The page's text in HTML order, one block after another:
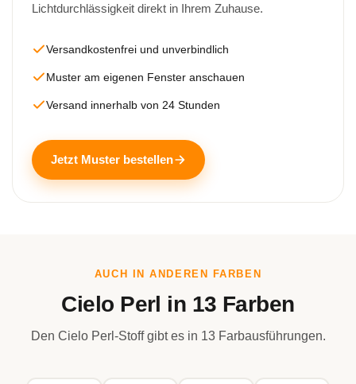
Lichtdurchlässigkeit direkt in Ihrem Zuhause.
Versandkostenfrei und unverbindlich
Muster am eigenen Fenster anschauen
Versand innerhalb von 24 Stunden
Jetzt Muster bestellen
AUCH IN ANDEREN FARBEN
Cielo Perl in 13 Farben
Den Cielo Perl-Stoff gibt es in 13 Farbausführungen.